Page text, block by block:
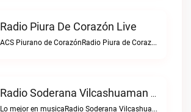
Radio Piura De Corazón Live
ACS Piurano de CorazónRadio Piura de Corazón live
Radio Soderana Vilcashuaman Live
Lo mejor en musicaRadio Soderana Vilcashuaman live